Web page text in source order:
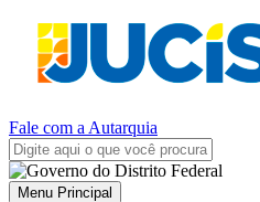
Fale com a Autarquia
Menu Principal